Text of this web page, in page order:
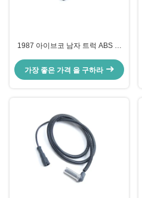
1987 아이브코 남자 트럭 ABS 센
5021170125 1506005
가장 좋은 가격 을 구하라